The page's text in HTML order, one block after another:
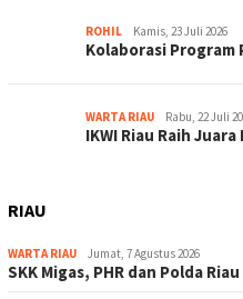
ROHIL Kamis, 23 Juli 2026
Kolaborasi
WARTA RIAU Rabu, 22 Juli
IKWI Riau Raih
RIAU
WARTA RIAU Jumat, 7 Agustus 2026
SKK Migas, PHR dan Polda